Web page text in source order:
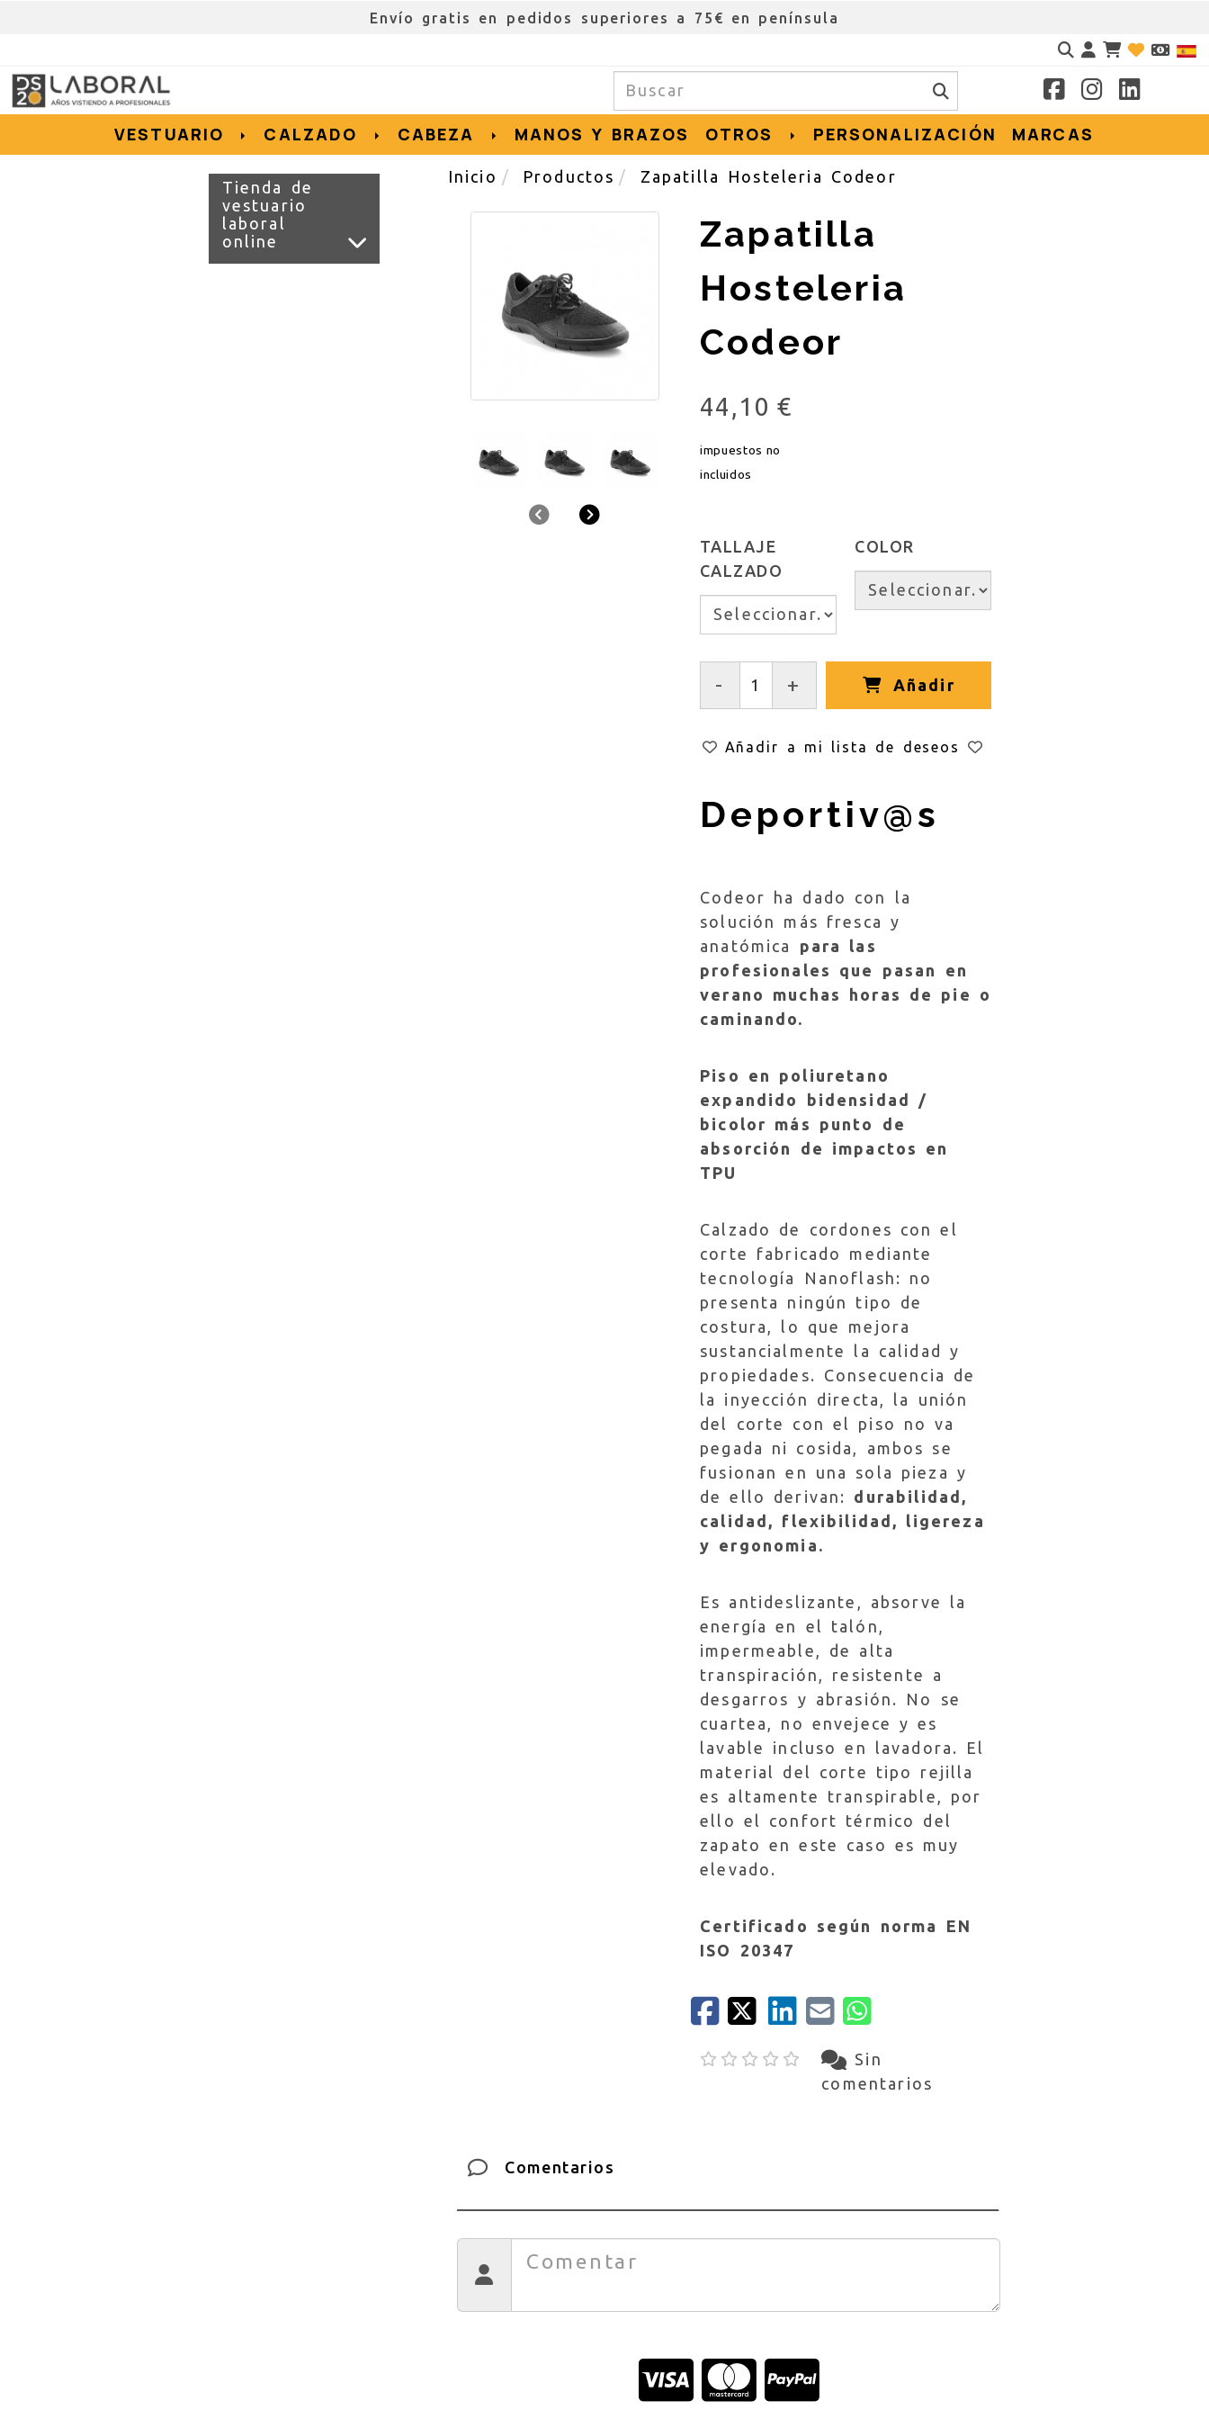
EMPRESAS, SOLICITA TU PRESUPUESTO PERSONALIZADO
Identifícate
VESTUARIO CALZADO CABEZA MANOS Y BRAZOS OTROS PERSONALIZACIÓN MARCAS
Tienda de
vestuario
laboral
online
Inicio Productos Zapatilla Hosteleria Codeor
AnteriorSiguiente
Zapatilla
Hosteleria
Codeor
44,10 €
impuestos no
incluidos
TALLAJE
CALZADO
COLOR
- + Añadir
Añadir a mi lista de deseos
Deportiv@s
Codeor ha dado con la
solución más fresca y
anatómica para las
profesionales que pasan en
verano muchas horas de pie o
caminando.
Piso en poliuretano
expandido bidensidad /
bicolor más punto de
absorción de impactos en
TPU
Calzado de cordones con el
corte fabricado mediante
tecnología Nanoflash: no
presenta ningún tipo de
costura, lo que mejora
sustancialmente la calidad y
propiedades. Consecuencia de
la inyección directa, la unión
del corte con el piso no va
pegada ni cosida, ambos se
fusionan en una sola pieza y
de ello derivan: durabilidad,
calidad, flexibilidad, ligereza
y ergonomia.
Es antideslizante, absorve la
energía en el talón,
impermeable, de alta
transpiración, resistente a
desgarros y abrasión. No se
cuartea, no envejece y es
lavable incluso en lavadora. El
material del corte tipo rejilla
es altamente transpirable, por
ello el confort térmico del
zapato en este caso es muy
elevado.
Certificado según norma EN
ISO 20347
Sin
comentarios
Comentarios